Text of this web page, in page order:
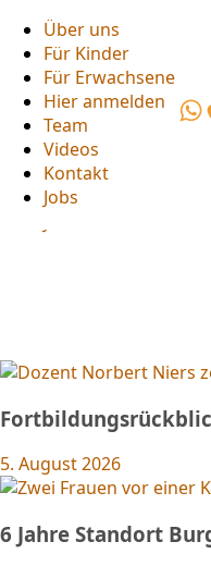
Über uns
Für Kinder
Für Erwachsene
Hier anmelden
Team
Videos
Kontakt
Jobs
Über uns
Für Kinder
Für Erwachsene
Hier anmelden
Team
Videos
Kontakt
Aktuelles
5. August 2026
6 Jahre Standort